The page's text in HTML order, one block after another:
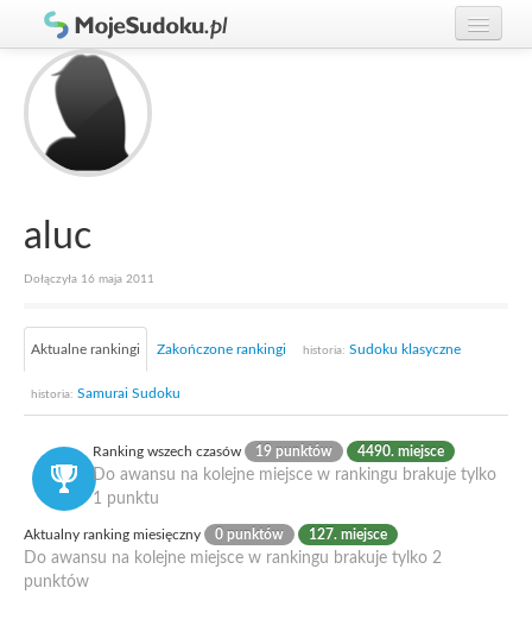
Graj w Sudoku!
Zasady Sudoku
Rankingi
Gracze
aluc
Dołączyła 16 maja 2011
Aktualne rankingi Zakończone rankingi historia: Sudoku klasyczne
historia: Samurai Sudoku
Ranking wszech czasów 19 punktów 4490. miejsce
Do awansu na kolejne miejsce w rankingu brakuje tylko
1 punktu
Aktualny ranking miesięczny 0 punktów 127. miejsce
Do awansu na kolejne miejsce w rankingu brakuje tylko 2
punktów